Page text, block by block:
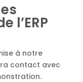
l’ERP
à notre
contact avec